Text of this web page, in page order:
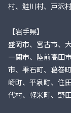
村、鮭川村、戸沢
【岩手県】
盛岡市、宮古市、
一関市、陸前高田
市、雫石町、葛巻
崎町、平泉町、住
代村、軽米町、野